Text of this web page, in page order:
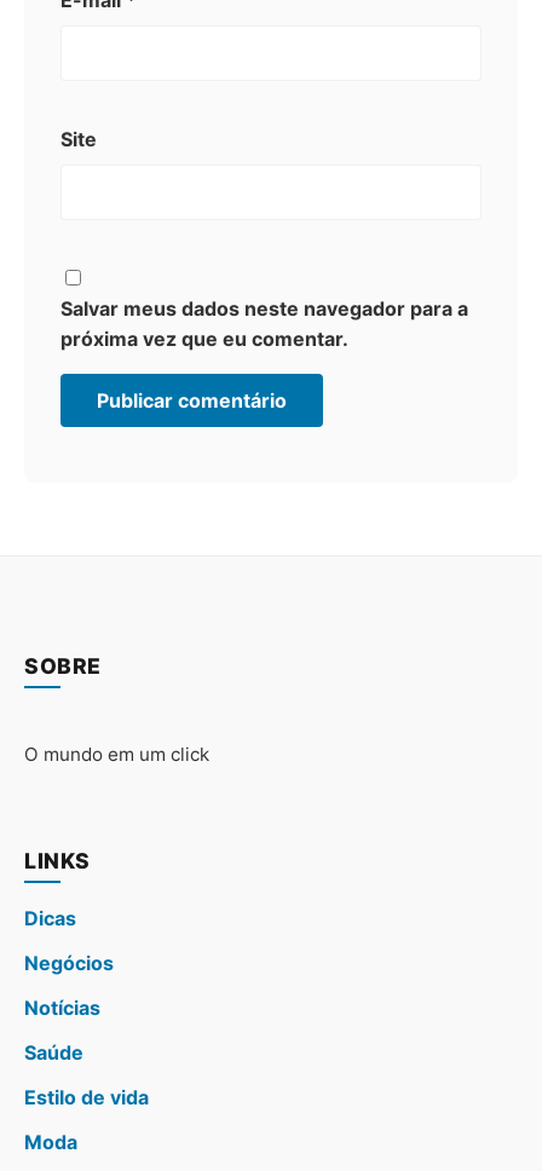
Site
Salvar meus dados neste navegador para a
próxima vez que eu comentar.
SOBRE
O mundo em um click
LINKS
Dicas
Negócios
Notícias
Saúde
Estilo de vida
Moda